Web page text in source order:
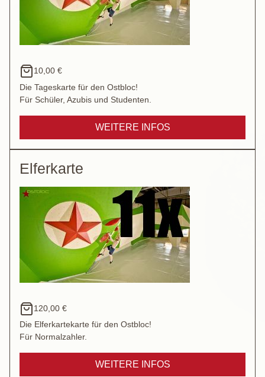
10,00 €
Die Tageskarte für den Ostbloc!
Für Schüler, Azubis und Studenten.
WEITERE INFOS
Elferkarte
120,00 €
Die Elferkartekarte für den Ostbloc!
Für Normalzahler.
WEITERE INFOS